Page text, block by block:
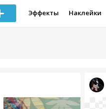
Эффекты Наклейки